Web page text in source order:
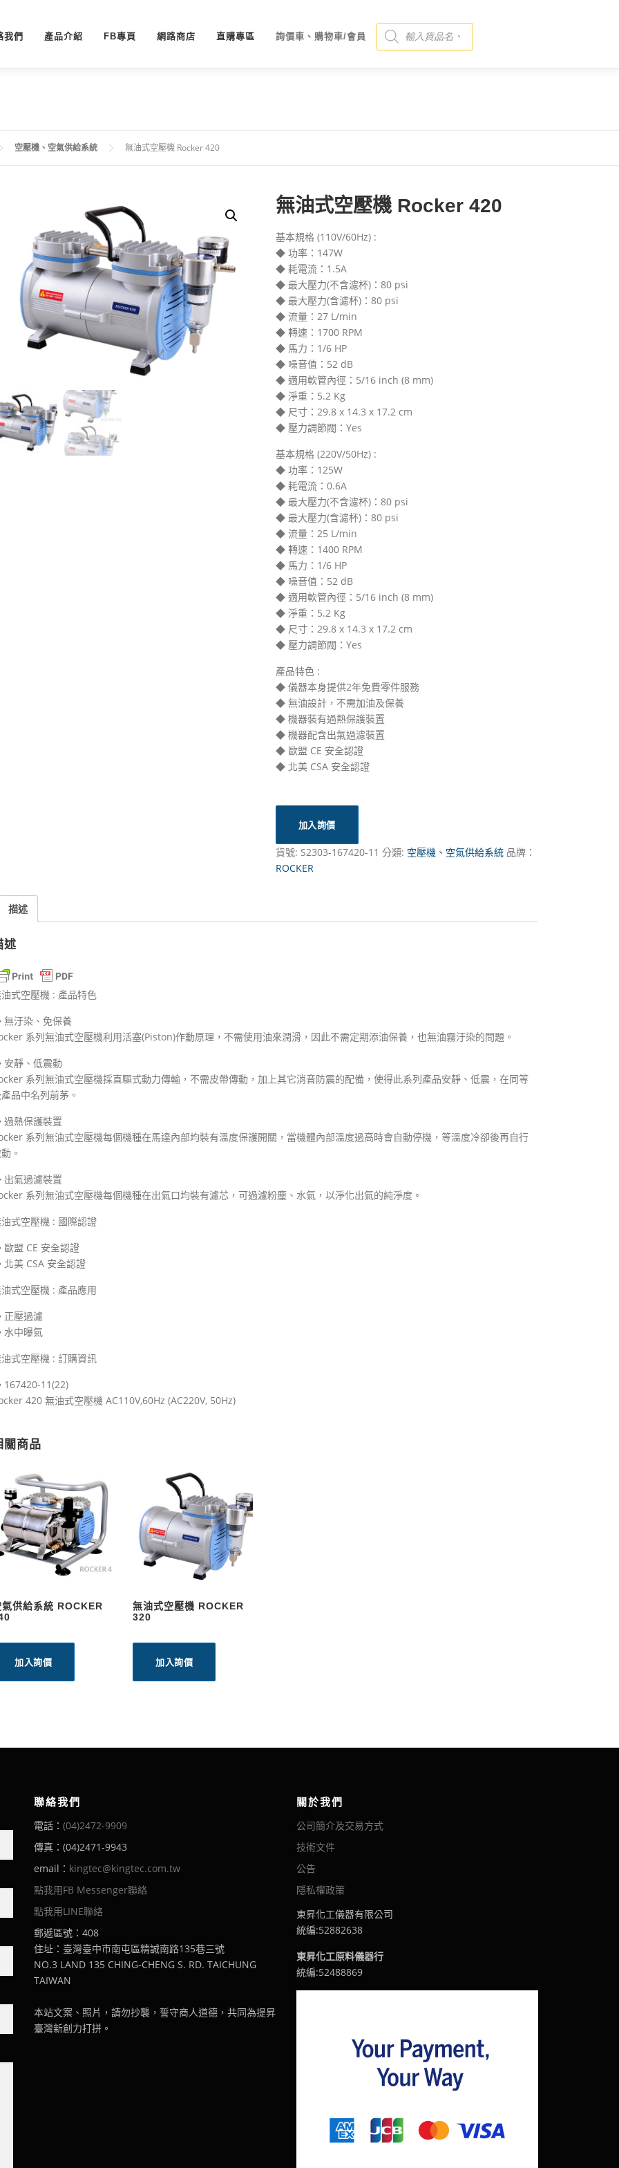
我們 產品介紹 FB專頁 網路商店 直購專區 詢價車、購物車/會員
Products search
空壓機、空氣供給系統 無油式空壓機 Rocker 420
無油式空壓機 Rocker 420
基本規格 (110V/60Hz) :
◆ 功率：147W
◆ 耗電流：1.5A
◆ 最大壓力(不含濾杯)：80 psi
◆ 最大壓力(含濾杯)：80 psi
◆ 流量：27 L/min
◆ 轉速：1700 RPM
◆ 馬力：1/6 HP
◆ 噪音值：52 dB
◆ 適用軟管內徑：5/16 inch (8 mm)
◆ 淨重：5.2 Kg
◆ 尺寸：29.8 x 14.3 x 17.2 cm
◆ 壓力調節閥：Yes​
基本規格 (220V/50Hz) :
◆ 功率：125W
◆ 耗電流：0.6A
◆ 最大壓力(不含濾杯)：80 psi
◆ 最大壓力(含濾杯)：80 psi
◆ 流量：25 L/min
◆ 轉速：1400 RPM
◆ 馬力：1/6 HP
◆ 噪音值：52 dB
◆ 適用軟管內徑：5/16 inch (8 mm)
◆ 淨重：5.2 Kg
◆ 尺寸：29.8 x 14.3 x 17.2 cm
◆ 壓力調節閥：Yes​
產品特色 :
◆ 儀器本身提供2年免費零件服務
◆ 無油設計，不需加油及保養
◆ 機器裝有過熱保護裝置
◆ 機器配含出氣過濾裝置
◆ 歐盟 CE 安全認證
◆ 北美 CSA 安全認證
加入詢價
貨號: S2303-167420-11 分類: 空壓機、空氣供給系統 品牌：
ROCKER
描述
述
式空壓機 : 產品特色
汙染、免保養
系列無油式空壓機利用活塞(Piston)作動原理，不需使用油來潤滑，因此不需定期添油保養，也無油霧汙染的問題。
靜、低震動
系列無油式空壓機採直驅式動力傳輸，不需皮帶傳動，加上其它消音防震的配備，使得此系列產品安靜、低震，在同等
品中名列前茅。
熱保護裝置
系列無油式空壓機每個機種在馬達內部均裝有溫度保護開關，當機體內部溫度過高時會自動停機，等溫度冷卻後再自行
。
氣過濾裝置
系列無油式空壓機每個機種在出氣口均裝有濾芯，可過濾粉塵、水氣，以淨化出氣的純淨度。
式空壓機 : 國際認證
盟 CE 安全認證
美 CSA 安全認證
式空壓機 : 產品應用
壓過濾
中曝氣
式空壓機 : 訂購資訊
11(22)
420 無油式空壓機 AC110V,60Hz (AC220V, 50Hz)
關商品
氣供給系統 ROCKER
加入詢價
無油式空壓機 ROCKER
320
加入詢價
聯絡我們
電話： (04)2472-9909
傳真：(04)2471-9943
email： kingtec@kingtec.com.tw
點我用FB Messenger聯絡
點我用LINE聯絡
郵遞區號：408
住址：臺灣臺中市南屯區精誠南路135巷三號
NO.3 LAND 135 CHING-CHENG S. RD. TAICHUNG
TAIWAN
本站文案、照片，請勿抄襲，誓守商人道德，共同為提昇
臺灣新創力打拼。
關於我們
公司簡介及交易方式
技術文件
公告
隱私權政策
東昇化工儀器有限公司
統編:52882638
東昇化工原料儀器行
統編:52488869